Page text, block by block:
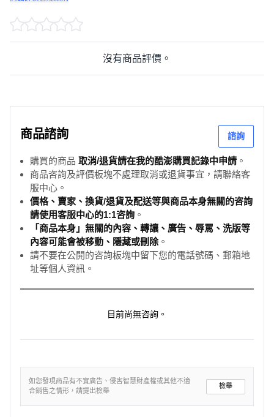
沒有商品評價。
商品諮詢 諮詢
購買的商品 取消/退貨請在我的酷澎購買記錄中申請 。
商品咨詢及評價板塊不處理取消或退貨事宜，請聯絡客
服中心。
價格、賣家、換貨/退貨及配送等與商品本身無關的咨詢
請使用客服中心的1:1咨詢 。
「商品本身」無關的內容、轉讓、廣告、辱罵、洗版等
內容可能會被移動、隱藏或刪除。
請不要在公開的咨詢板塊中留下您的電話號碼、郵箱地
址等個人資訊。
目前尚無咨詢。
如您發現商品有不實廣告、侵害智慧財產權或其他不適
合銷售之情形，請提出檢舉
檢舉